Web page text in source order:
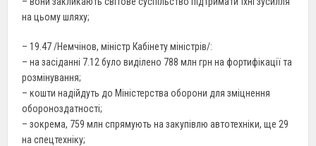
на цьому шляху;
– 19.47 /Немчінов, міністр Кабінету міністрів/:
– на засіданні 7.12 було виділено 788 млн грн на фортифікації та
розмінування;
– кошти надійдуть до Міністерства оборони для зміцнення
обороноздатності;
– зокрема, 759 млн спрямують на закупівлю автотехніки, ще 29
на спецтехніку;